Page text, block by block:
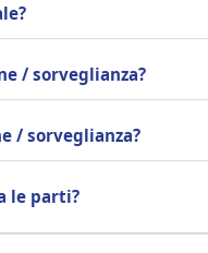
/ sorveglianza?
/ sorveglianza?
le parti?